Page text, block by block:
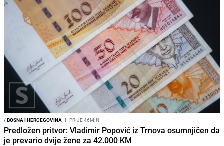
/BOSNA I HERCEGOVINA I PRIJE 46MIN
Predložen pritvor: Vladimir Popović iz Trnova osumnjičen da
je prevario dvije žene za 42.000 KM